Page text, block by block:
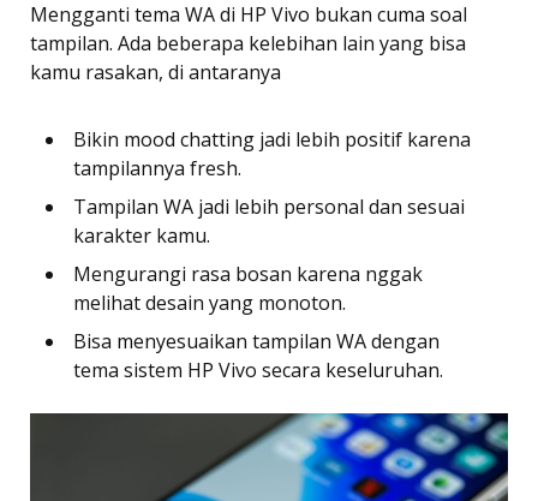
Mengganti tema WA di HP Vivo bukan cuma soal
tampilan. Ada beberapa kelebihan lain yang bisa
kamu rasakan, di antaranya
Bikin mood chatting jadi lebih positif karena
tampilannya fresh.
Tampilan WA jadi lebih personal dan sesuai
karakter kamu.
Mengurangi rasa bosan karena nggak
melihat desain yang monoton.
Bisa menyesuaikan tampilan WA dengan
tema sistem HP Vivo secara keseluruhan.